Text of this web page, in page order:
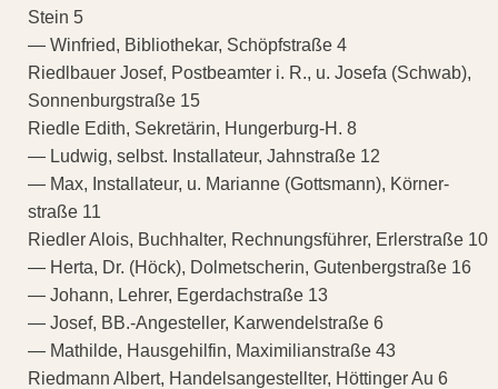
Stein 5
— Winfried, Bibliothekar, Schöpfstraße 4
Riedlbauer Josef, Postbeamter i. R., u. Josefa (Schwab),
Sonnenburgstraße 15
Riedle Edith, Sekretärin, Hungerburg-H. 8
— Ludwig, selbst. Installateur, Jahnstraße 12
— Max, Installateur, u. Marianne (Gottsmann), Körner-
straße 11
Riedler Alois, Buchhalter, Rechnungsführer, Erlerstraße 10
— Herta, Dr. (Höck), Dolmetscherin, Gutenbergstraße 16
— Johann, Lehrer, Egerdachstraße 13
— Josef, BB.-Angesteller, Karwendelstraße 6
— Mathilde, Hausgehilfin, Maximilianstraße 43
Riedmann Albert, Handelsangestellter, Höttinger Au 6